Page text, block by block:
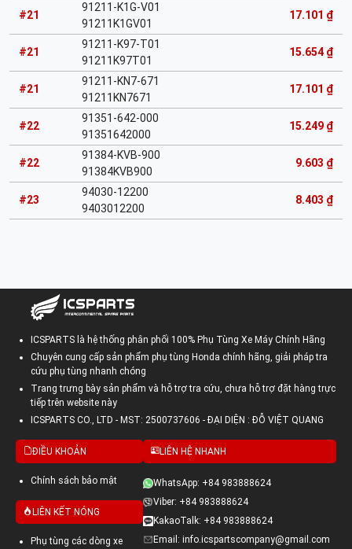
#21
91211-K1G-V01
91211K1GV01
17.101 ₫
#21
91211-K97-T01
91211K97T01
15.654 ₫
#21
91211-KN7-671
91211KN7671
17.101 ₫
#22
91351-642-000
91351642000
15.249 ₫
#22
91384-KVB-900
91384KVB900
9.603 ₫
#23
94030-12200
9403012200
8.403 ₫
ICSPARTS là hệ thống phân phối 100% Phụ Tùng Xe Máy Chính Hãng
Chuyên cung cấp sản phẩm phụ tùng Honda chính hãng, giải pháp tra
cứu phụ tùng nhanh chóng
Trang trưng bày sản phẩm và hỗ trợ tra cứu, chưa hỗ trợ đặt hàng trực
tiếp trên website này
ICSPARTS CO., LTD - MST: 2500737606 - ĐẠI DIỆN : ĐỖ VIỆT QUANG
ĐIỀU KHOẢN
Chính sách bảo mật
LIÊN KẾT NÓNG
Phụ tùng các dòng xe
LIÊN HỆ NHANH
WhatsApp: +84 983888624
Viber: +84 983888624
KakaoTalk: +84 983888624
Email: info.icspartscompany@gmail.com